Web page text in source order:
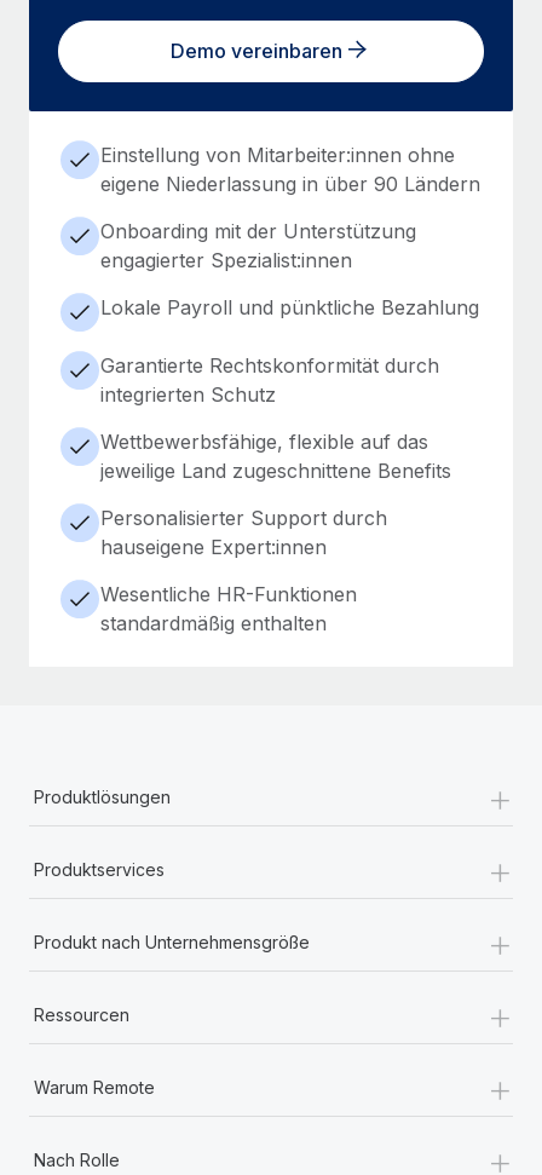
Demo vereinbaren
Einstellung von Mitarbeiter:innen ohne
eigene Niederlassung in über 90 Ländern
Onboarding mit der Unterstützung
engagierter Spezialist:innen
Lokale Payroll und pünktliche Bezahlung
Garantierte Rechtskonformität durch
integrierten Schutz
Wettbewerbsfähige, flexible auf das
jeweilige Land zugeschnittene Benefits
Personalisierter Support durch
hauseigene Expert:innen
Wesentliche HR-Funktionen
standardmäßig enthalten
Produktlösungen +
Produktservices +
Produkt nach Unternehmensgröße +
Ressourcen +
Warum Remote +
Nach Rolle +